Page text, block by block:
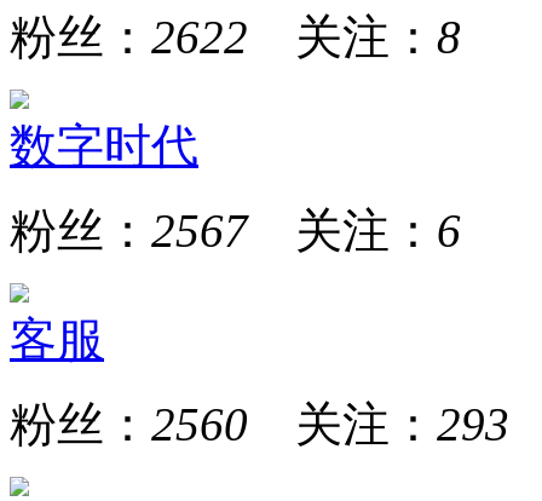
粉丝： 2622 关注： 8
数字时代
粉丝： 2567关注： 6
客服
粉丝： 2560 关注： 293